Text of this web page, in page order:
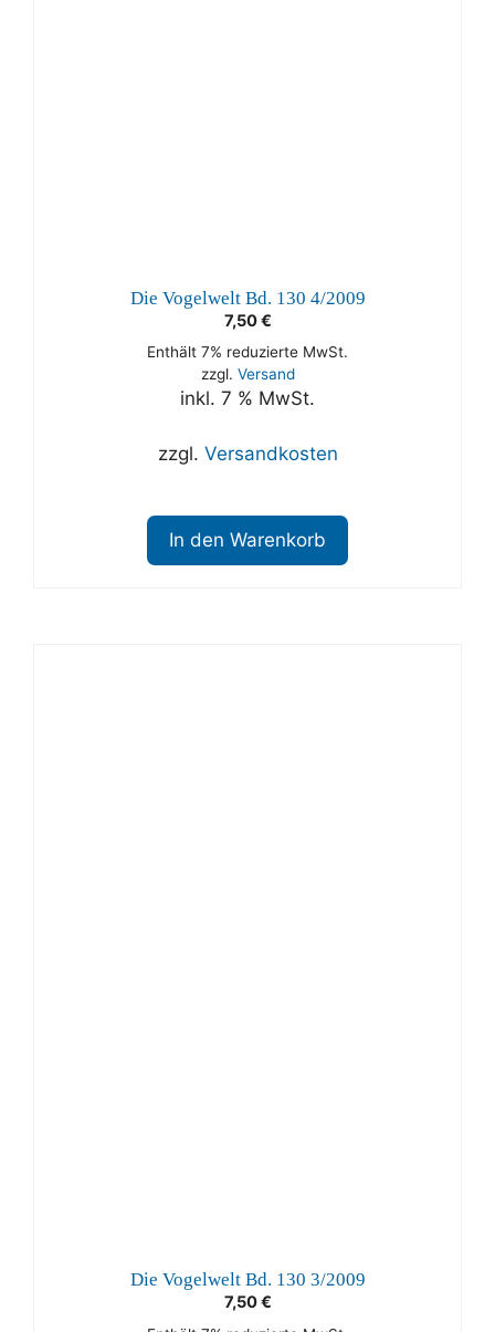
Die Vogelwelt Bd. 130 4/2009
7,50€
Enthält 7% reduzierte MwSt.
zzgl. Versand
inkl. 7 % MwSt.
zzgl. Versandkosten
In den Warenkorb
Die Vogelwelt Bd. 130 3/2009
7,50€